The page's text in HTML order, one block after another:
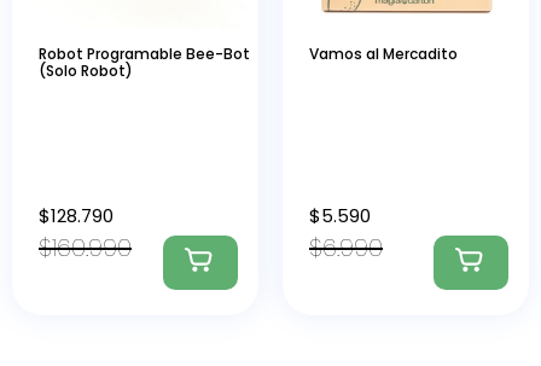
Robot Programable Bee-Bot
(Solo Robot)
$160.990
$128.790
Vamos al Mercadito
$6.990
$5.590